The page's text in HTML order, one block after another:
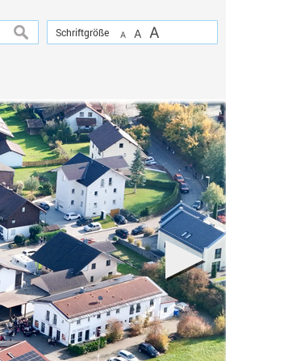
Schriftgröße A A A
suchen